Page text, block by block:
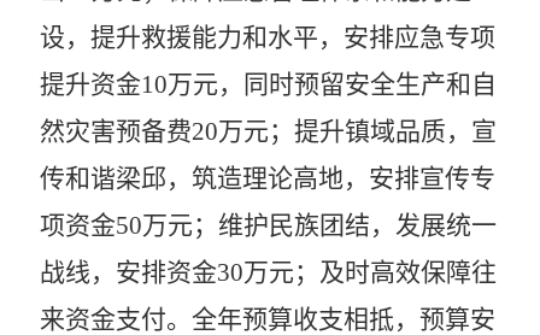
设，提升救援能力和水平，安排应急专项
提升资金10万元，同时预留安全生产和自
然灾害预备费20万元；提升镇域品质，宣
传和谐梁邱，筑造理论高地，安排宣传专
项资金50万元；维护民族团结，发展统一
战线，安排资金30万元； 及时高效保障往
来资金支付。全年预算收支相抵，预算安